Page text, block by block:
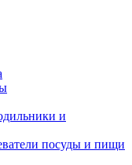
и
посуды и пищи